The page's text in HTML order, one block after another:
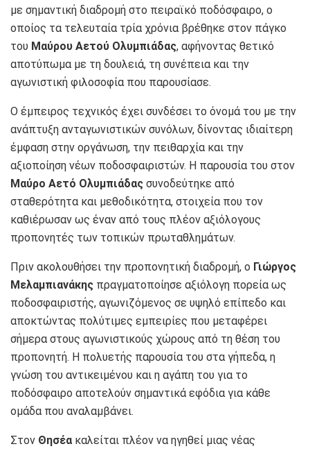
με σημαντική διαδρομή στο πειραϊκό ποδόσφαιρο, ο
οποίος τα τελευταία τρία χρόνια βρέθηκε στον πάγκο
του Μαύρου Αετού Ολυμπιάδας, αφήνοντας θετικό
αποτύπωμα με τη δουλειά, τη συνέπεια και την
αγωνιστική φιλοσοφία που παρουσίασε.
Ο έμπειρος τεχνικός έχει συνδέσει το όνομά του με την
ανάπτυξη ανταγωνιστικών συνόλων, δίνοντας ιδιαίτερη
έμφαση στην οργάνωση, την πειθαρχία και την
αξιοποίηση νέων ποδοσφαιριστών. Η παρουσία του στον
Μαύρο Αετό Ολυμπιάδας συνοδεύτηκε από
σταθερότητα και μεθοδικότητα, στοιχεία που τον
καθιέρωσαν ως έναν από τους πλέον αξιόλογους
προπονητές των τοπικών πρωταθλημάτων.
Πριν ακολουθήσει την προπονητική διαδρομή, ο Γιώργος
Μελαμπιανάκης πραγματοποίησε αξιόλογη πορεία ως
ποδοσφαιριστής, αγωνιζόμενος σε υψηλό επίπεδο και
αποκτώντας πολύτιμες εμπειρίες που μεταφέρει
σήμερα στους αγωνιστικούς χώρους από τη θέση του
προπονητή. Η πολυετής παρουσία του στα γήπεδα, η
γνώση του αντικειμένου και η αγάπη του για το
ποδόσφαιρο αποτελούν σημαντικά εφόδια για κάθε
ομάδα που αναλαμβάνει.
Στον Θησέα καλείται πλέον να ηγηθεί μιας νέας